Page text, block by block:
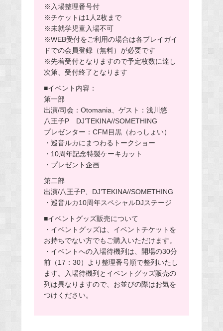
※入場整理番号付
※チケットは1人2枚まで
※未就学児童入場不可
※WEB受付をご利用の場合は各プレイガイ
ドでの会員登録（無料）が必要です
※先着受付となりますので予定枚数に達し
次第、受付終了となります
■イベント内容：
第一部
出演/司会：Otomania、ゲスト：浅川悠
八王子P DJ’TEKINA//SOMETHING
プレゼンター：CFM目黒（わっしょい）
・巡音ルカにまつわるトークショー
・10周年記念特製ケーキカット
・プレゼント企画
第二部
出演/八王子P、DJ’TEKINA//SOMETHING
・巡音ルカ10周年スペシャルDJステージ
■イベントグッズ販売について
・イベントグッズは、イベントチケットを
お持ちでない方でもご購入いただけます。
・イベントへの入場待機列は、開場の30分
前（17：30）より整理番号順で整列いたし
ます。入場待機列とイベントグッズ販売の
列は異なりますので、お並びの際はお気を
つけください。